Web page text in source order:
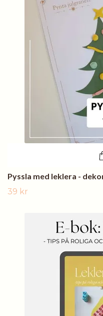
Pyssla med leklera -
39 kr